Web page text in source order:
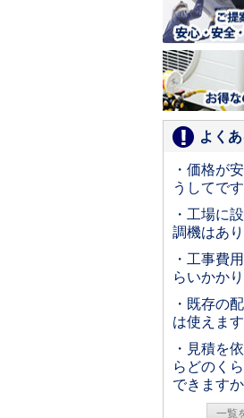
よく
・価格が
うしてで
・工場に
調機はあ
・工事費
らいかか
・既存の
は使えま
・見積を
らどのく
できますか
一覧